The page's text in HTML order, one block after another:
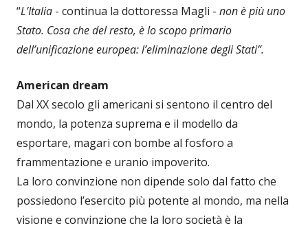
“L’Italia - continua la dottoressa Magli - non è più uno
Stato. Cosa che del resto, è lo scopo primario
dell’unificazione europea: l’eliminazione degli Stati”.
American dream
Dal XX secolo gli americani si sentono il centro del
mondo, la potenza suprema e il modello da
esportare, magari con bombe al fosforo a
frammentazione e uranio impoverito.
La loro convinzione non dipende solo dal fatto che
possiedono l’esercito più potente al mondo, ma nella
visione e convinzione che la loro società è la